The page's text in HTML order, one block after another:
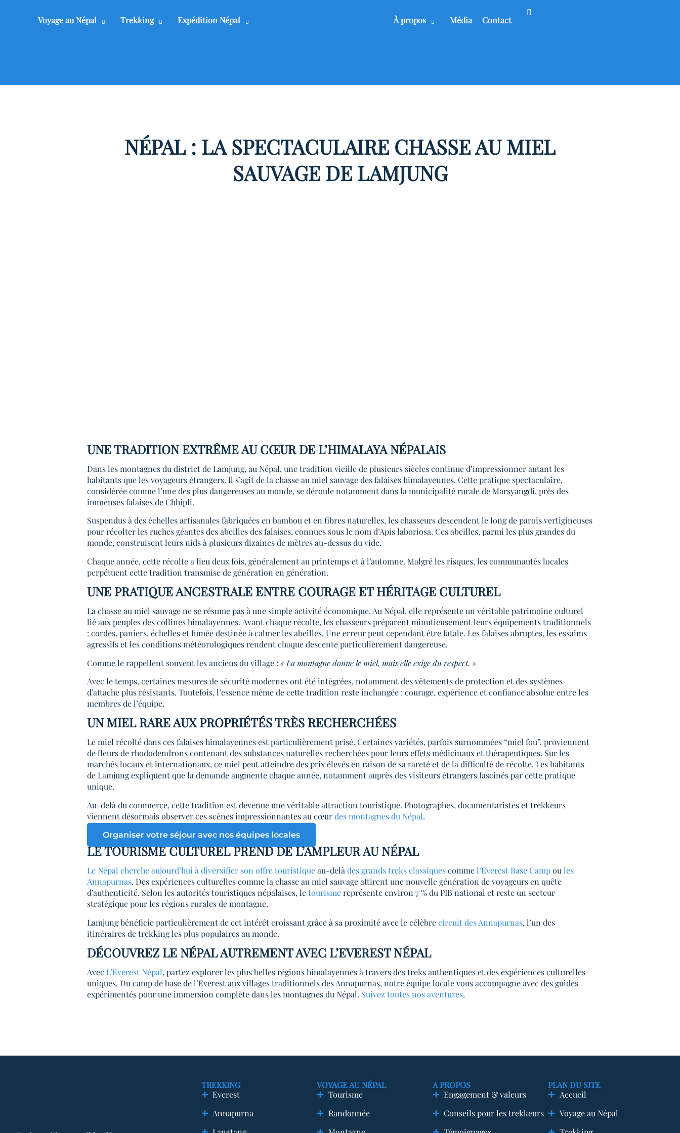
Voyage au Népal Trekking Expédition Népal À propos Média Contact
NÉPAL : LA SPECTACULAIRE CHASSE AU MIEL
SAUVAGE DE LAMJUNG
UNE TRADITION EXTRÊME AU CŒUR DE L’HIMALAYA NÉPALAIS
Dans les montagnes du district de Lamjung, au Népal, une tradition vieille de plusieurs siècles continue d’impressionner autant les
habitants que les voyageurs étrangers. Il s’agit de la chasse au miel sauvage des falaises himalayennes. Cette pratique spectaculaire,
considérée comme l’une des plus dangereuses au monde, se déroule notamment dans la municipalité rurale de Marsyangdi, près des
immenses falaises de Chhipli.
Suspendus à des échelles artisanales fabriquées en bambou et en fibres naturelles, les chasseurs descendent le long de parois vertigineuses
pour récolter les ruches géantes des abeilles des falaises, connues sous le nom d’Apis laboriosa. Ces abeilles, parmi les plus grandes du
monde, construisent leurs nids à plusieurs dizaines de mètres au-dessus du vide.
Chaque année, cette récolte a lieu deux fois, généralement au printemps et à l’automne. Malgré les risques, les communautés locales
perpétuent cette tradition transmise de génération en génération.
UNE PRATIQUE ANCESTRALE ENTRE COURAGE ET HÉRITAGE CULTUREL
La chasse au miel sauvage ne se résume pas à une simple activité économique. Au Népal, elle représente un véritable patrimoine culturel
lié aux peuples des collines himalayennes. Avant chaque récolte, les chasseurs préparent minutieusement leurs équipements traditionnels
: cordes, paniers, échelles et fumée destinée à calmer les abeilles. Une erreur peut cependant être fatale. Les falaises abruptes, les essaims
agressifs et les conditions météorologiques rendent chaque descente particulièrement dangereuse.
Comme le rappellent souvent les anciens du village : « La montagne donne le miel, mais elle exige du respect. »
Avec le temps, certaines mesures de sécurité modernes ont été intégrées, notamment des vêtements de protection et des systèmes
d’attache plus résistants. Toutefois, l’essence même de cette tradition reste inchangée : courage, expérience et confiance absolue entre les
membres de l’équipe.
UN MIEL RARE AUX PROPRIÉTÉS TRÈS RECHERCHÉES
Le miel récolté dans ces falaises himalayennes est particulièrement prisé. Certaines variétés, parfois surnommées “miel fou”, proviennent
de fleurs de rhododendrons contenant des substances naturelles recherchées pour leurs effets médicinaux et thérapeutiques. Sur les
marchés locaux et internationaux, ce miel peut atteindre des prix élevés en raison de sa rareté et de la difficulté de récolte. Les habitants
de Lamjung expliquent que la demande augmente chaque année, notamment auprès des visiteurs étrangers fascinés par cette pratique
unique.
Au-delà du commerce, cette tradition est devenue une véritable attraction touristique. Photographes, documentaristes et trekkeurs
viennent désormais observer ces scènes impressionnantes au cœurdes montagnes du Népal.
Organiser votre séjour avec nos équipes locales
LE TOURISME CULTUREL PREND DE L’AMPLEUR AU NÉPAL
Le Népal cherche aujourd’hui à diversifier son offre touristiqueau-delà des grands treks classiquescommel’Everest Base Campou les
Annapurnas. Des expériences culturelles comme la chasse au miel sauvage attirent une nouvelle génération de voyageurs en quête
d’authenticité. Selon les autorités touristiques népalaises, letourismereprésente environ 7 % du PIB national et reste un secteur
stratégique pour les régions rurales de montagne.
Lamjung bénéficie particulièrement de cet intérêt croissant grâce à sa proximité avec le célèbrecircuit des Annapurnas, l’un des
itinéraires de trekking les plus populaires au monde.
DÉCOUVREZ LE NÉPAL AUTREMENT AVEC L’EVEREST NÉPAL
Avec L’Everest Népal, partez explorer les plus belles régions himalayennes à travers des treks authentiques et des expériences culturelles
uniques. Du camp de base de l’Everest aux villages traditionnels des Annapurnas, notre équipe locale vous accompagne avec des guides
expérimentés pour une immersion complète dans les montagnes du Népal. Suivez toutes nos aventures.
TREKKING
Everest
Annapurna
VOYAGE AU NÉPAL
Tourisme
Randonnée
A PROPOS
Engagement & valeurs
Conseils pour les trekkeurs
PLAN DU SITE
Accueil
Voyage au Népal